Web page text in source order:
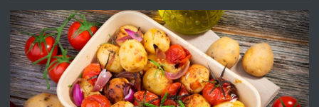
преди 1 година
ПРЕДЛАГА
Първи поход "По стъпките на Ангел
Войвода"